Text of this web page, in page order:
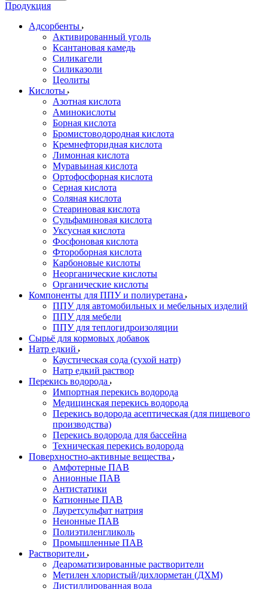
Продукция
Адсорбенты
Активированный уголь
Ксантановая камедь
Силикагели
Силиказоли
Цеолиты
Кислоты
Азотная кислота
Аминокислоты
Борная кислота
Бромистоводородная кислота
Кремнефторидная кислота
Лимонная кислота
Муравьиная кислота
Ортофосфорная кислота
Серная кислота
Соляная кислота
Стеариновая кислота
Сульфаминовая кислота
Уксусная кислота
Фосфоновая кислота
Фтороборная кислота
Карбоновые кислоты
Неорганические кислоты
Органические кислоты
Компоненты для ППУ и полиуретана
ППУ для автомобильных и мебельных изделий
ППУ для мебели
ППУ для теплогидроизоляции
Сырьё для кормовых добавок
Натр едкий
Каустическая сода (сухой натр)
Натр едкий раствор
Перекись водорода
Импортная перекись водорода
Медицинская перекись водорода
Перекись водорода асептическая (для пищевого
производства)
Перекись водорода для бассейна
Техническая перекись водорода
Поверхностно-активные вещества
Амфотерные ПАВ
Анионные ПАВ
Антистатики
Катионные ПАВ
Лауретсульфат натрия
Неионные ПАВ
Полиэтиленгликоль
Промышленные ПАВ
Растворители
Деароматизированные растворители
Метилен хлористый/дихлорметан (ДХМ)
Дистиллированная вода